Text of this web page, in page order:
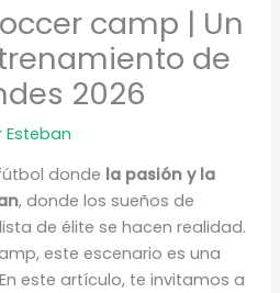
camp | Un
de
2026
Esteban
donde la pasión y la
, donde los sueños de
de élite se hacen realidad.
este escenario es una
este artículo, te invitamos a